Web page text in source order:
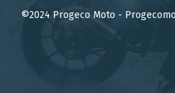
©2024 Progeco Moto -